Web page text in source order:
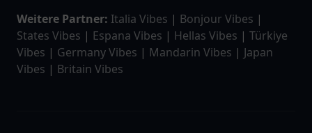
Weitere Partner: Italia Vibes | Bonjour Vibes |
States Vibes | Espana Vibes | Hellas Vibes | Türkiye
Vibes | Germany Vibes | Mandarin Vibes | Japan
Vibes | Britain Vibes